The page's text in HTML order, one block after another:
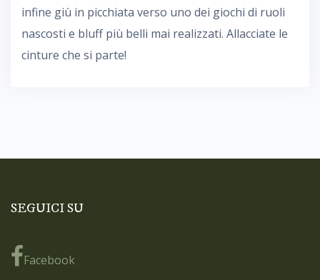
infine giù in picchiata verso uno dei giochi di ruoli
nascosti e bluff più belli mai realizzati. Allacciate le
cinture che si parte!
SEGUICI SU
Facebook